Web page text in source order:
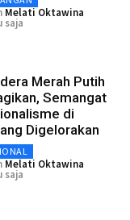
Melati Oktawina
saja
Merah Putih
Semangat
di
Digelorakan
Melati Oktawina
saja